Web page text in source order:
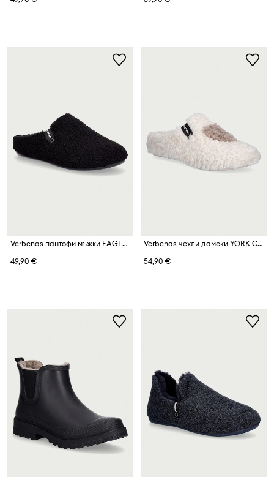
Verbenas пантофи мъжки EAGLE NAIROBI
49,90 €
Verbenas чехли дамски YORK CURLY VALENTINE
54,90 €